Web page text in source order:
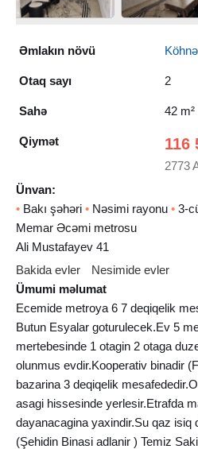
Əmlakın növü
Otaq sayı 2
Sahə 42 m²
Qiymət 116
2773
Ünvan:
• Bakı şəhəri • Nəsimi rayonu • 3-
Memar Əcəmi metrosu
Ali Mustafayev 41
Bakida evler
Nesimide evler
Ümumi məlumat
Ecemide metroya 6 7 deqiqelik
Butun Esyalar goturulecek.Ev 5
mertebesinde 1 otagin 2 otaga
olunmus evdir.Kooperativ binadir
bazarina 3 deqiqelik
asagi hissesinde yerlesir.Etrafda
dayanacagina yaxindir.Su qaz isiq
(Şehidin Binasi adlanir ) Temiz